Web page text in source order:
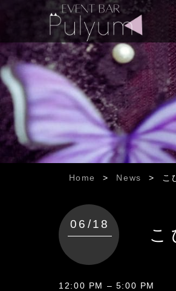
Home > News > こ
06/18
こ
12:00 PM – 5:00 PM